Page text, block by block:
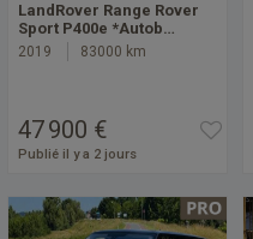
LandRover Range Rover
Sport P400e *Autob…
2019 83000 km
47 900 €
Publié il y a 2 jours